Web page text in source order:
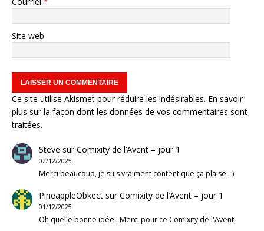
Site web
Ce site utilise Akismet pour réduire les indésirables. En savoir
plus sur la façon dont les données de vos commentaires sont
traitées.
Steve surComixity de l’Avent – jour 1
02/12/2025
Merci beaucoup, je suis vraiment content que ça plaise :-)
PineappleObkectsurComixity de l’Avent – jour 1
01/12/2025
Oh quelle bonne idée ! Merci pour ce Comixity de l'Avent!